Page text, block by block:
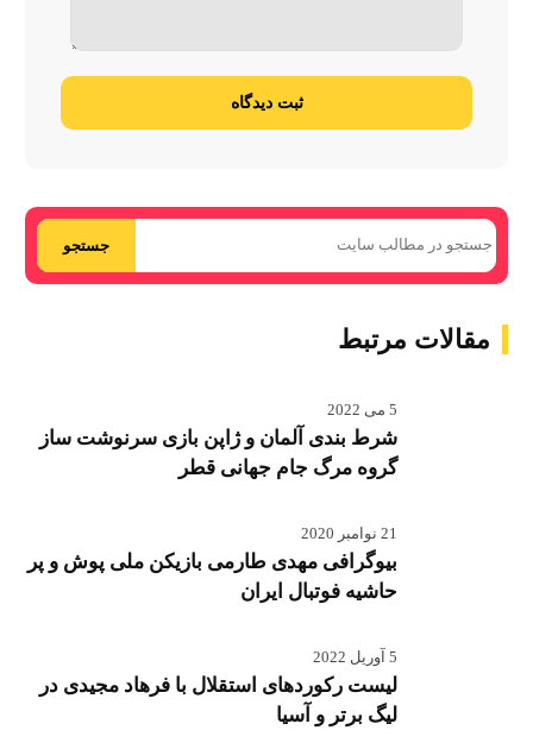
ثبت دیدگاه
جستجو
مقالات مرتبط
5 می 2022
شرط بندی آلمان و ژاپن بازی سرنوشت ساز
گروه مرگ جام جهانی قطر
21 نوامبر 2020
بیوگرافی مهدی طارمی بازیکن ملی پوش و پر
حاشیه فوتبال ایران
5 آوریل 2022
لیست رکوردهای استقلال با فرهاد مجیدی در
لیگ برتر و آسیا